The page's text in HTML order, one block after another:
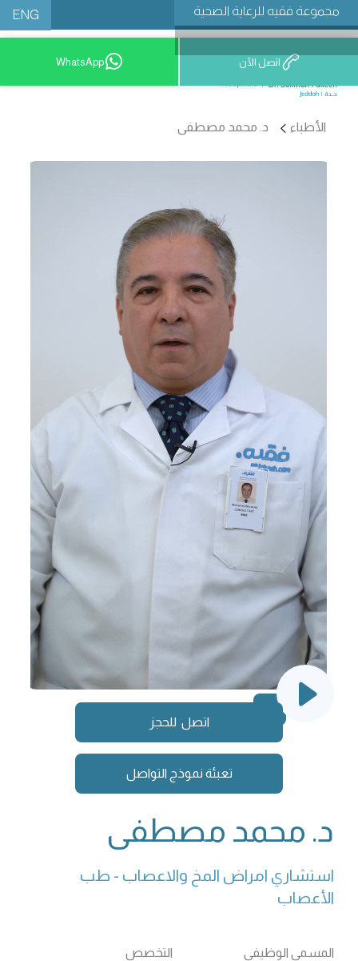
مجموعة فقيه للرعاية الصحية ENG
9200 12777 اتصل الآن WhatsApp
الأطباء د. محمد مصطفى
اتصل للحجز
تعبئة نموذج التواصل
د. محمد مصطفى
استشاري امراض المخ والاعصاب - طب
الأعصاب
المسمى الوظيفي
التخصص